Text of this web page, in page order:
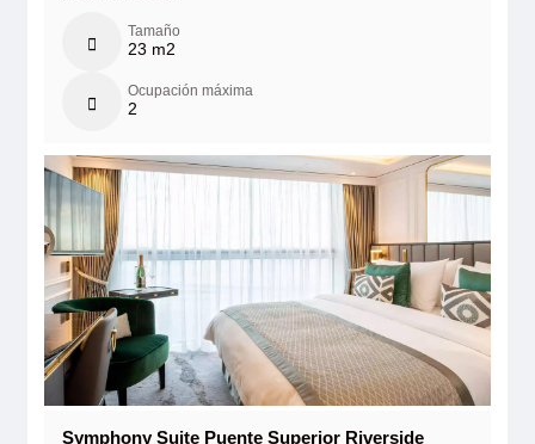
Tamaño
23 m2
Ocupación máxima
2
Symphony Suite Puente Superior Riverside